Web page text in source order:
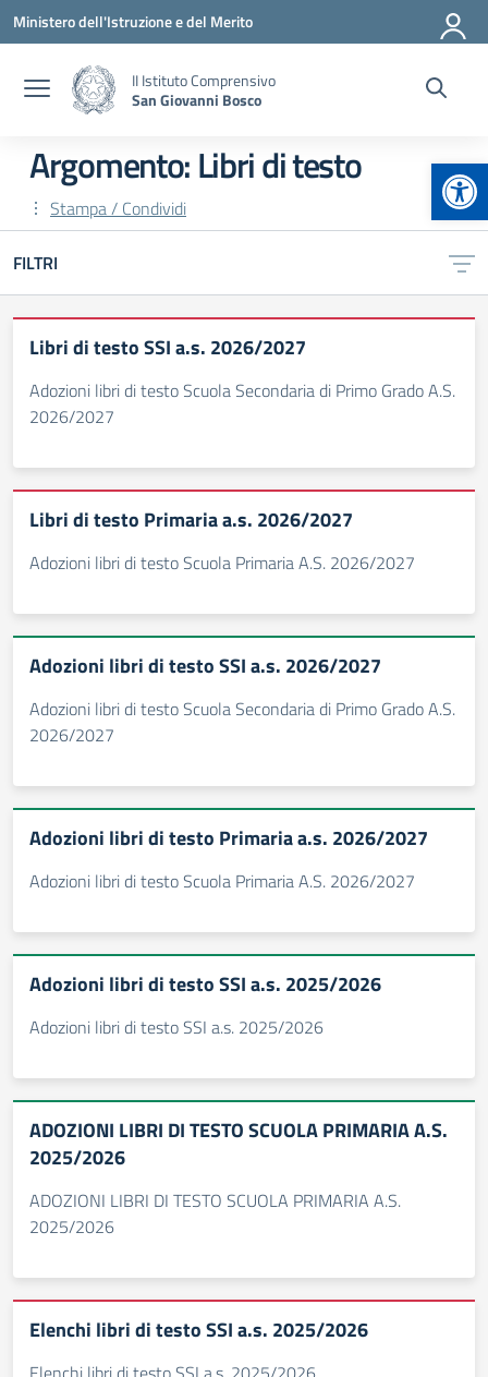
Vai ai contenuti
Vai al menu di navigazione
Vai al footer
Ministero dell'Istruzione e del Merito
II Istituto Comprensivo
San Giovanni Bosco
Argomento: Libri di testo
Stampa / Condividi
FILTRI
Libri di testo SSI a.s. 2026/2027
Adozioni libri di testo Scuola Secondaria di Primo Grado A.S.
2026/2027
Libri di testo Primaria a.s. 2026/2027
Adozioni libri di testo Scuola Primaria A.S. 2026/2027
Adozioni libri di testo SSI a.s. 2026/2027
Adozioni libri di testo Scuola Secondaria di Primo Grado A.S.
2026/2027
Adozioni libri di testo Primaria a.s. 2026/2027
Adozioni libri di testo Scuola Primaria A.S. 2026/2027
Adozioni libri di testo SSI a.s. 2025/2026
Adozioni libri di testo SSI a.s. 2025/2026
ADOZIONI LIBRI DI TESTO SCUOLA PRIMARIA A.S.
2025/2026
ADOZIONI LIBRI DI TESTO SCUOLA PRIMARIA A.S.
2025/2026
Elenchi libri di testo SSI a.s. 2025/2026